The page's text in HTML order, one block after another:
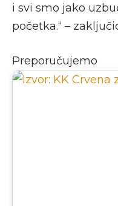
i svi smo jako
početka.“ –
Preporučujemo